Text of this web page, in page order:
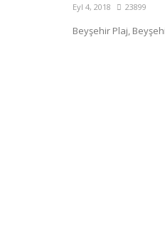
Eyl 4, 2018 23899
Beyşehir Plaj,